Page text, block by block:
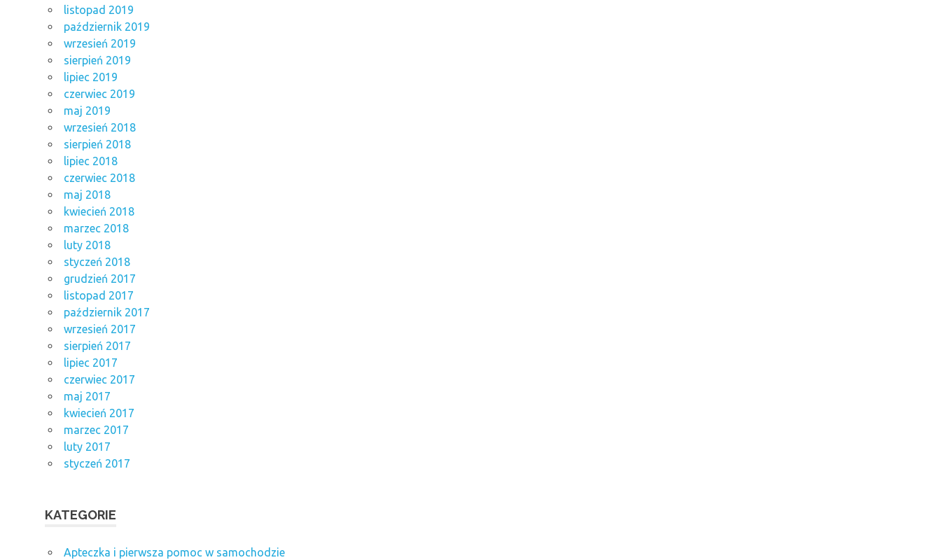
listopad 2019
październik 2019
wrzesień 2019
sierpień 2019
lipiec 2019
czerwiec 2019
maj 2019
wrzesień 2018
sierpień 2018
lipiec 2018
czerwiec 2018
maj 2018
kwiecień 2018
marzec 2018
luty 2018
styczeń 2018
grudzień 2017
listopad 2017
październik 2017
wrzesień 2017
sierpień 2017
lipiec 2017
czerwiec 2017
maj 2017
kwiecień 2017
marzec 2017
luty 2017
styczeń 2017
KATEGORIE
Apteczka i pierwsza pomoc w samochodzie